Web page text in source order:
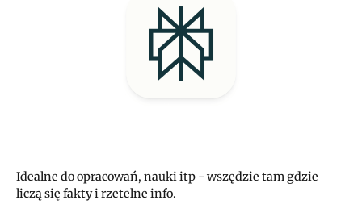
Idealne do opracowań, nauki itp - wszędzie tam gdzie
liczą się fakty i rzetelne info.